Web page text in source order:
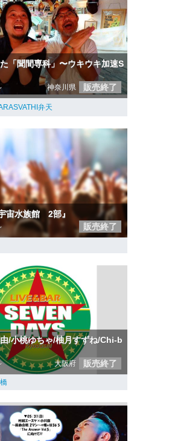
「聞間専科」〜ウキウキ加速S
神奈川県 販売終了
弁天
宙水族館 2部』
販売終了
/小桃ゆちゃ/柚月すずね/Chi-b
大阪府 販売終了